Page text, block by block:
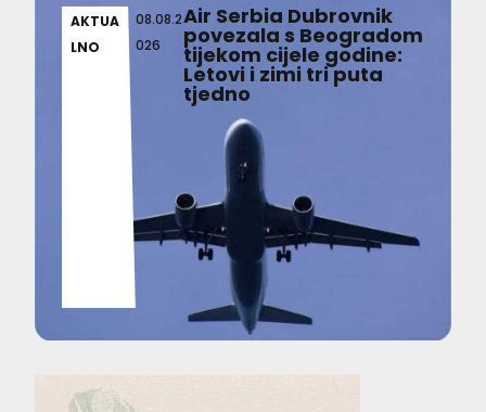
AKTUA
LNO
08.08.2
026
Air Serbia Dubrovnik
povezala s Beogradom
tijekom cijele godine:
Letovi i zimi tri puta
tjedno